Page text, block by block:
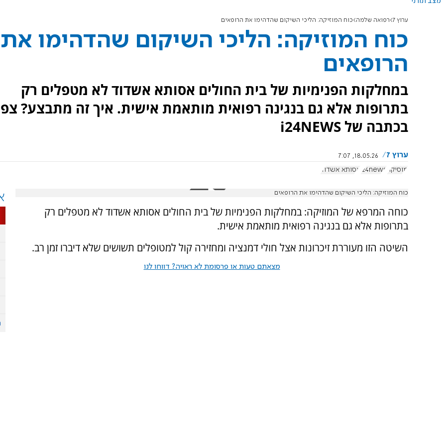
ערוץ 7 רפואה שלמה כוח המוזיקה: הליכי השיקום שהדהימו את הרופאים
כוח המוזיקה: הליכי השיקום שהדהימו את
הרופאים
במחלקות הפנימיות של בית החולים אסותא אשדוד לא מטפלים רק
בתרופות אלא גם בנגינה רפואית מותאמת אישית. איך זה מתבצע?
בכתבה של i24NEWS
ערוץ 7
18.05.26, 7:07
מוסיקה
i24news אסותא אשדוד
כוח המוזיקה: הליכי השיקום שהדהימו את הרופאים
כוחה המרפא של המוזיקה: במחלקות הפנימיות של בית החולים אסותא אשדוד לא מטפלים רק
בתרופות אלא גם בנגינה רפואית מותאמת אישית.
השיטה הזו מעוררת זיכרונות אצל חולי דמנציה ומחזירה קול למטופלים תשושים שלא דיברו זמן רב.
מצאתם טעות או פרסומת לא ראויה? דווחו לנו